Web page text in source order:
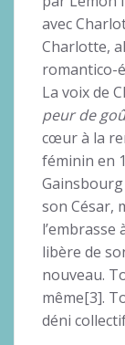
avec
Charlotte,
romantico-
La voix de
peur de
cœur à la
féminin en
son César,
libère de
nouveau.
même[3].
déni